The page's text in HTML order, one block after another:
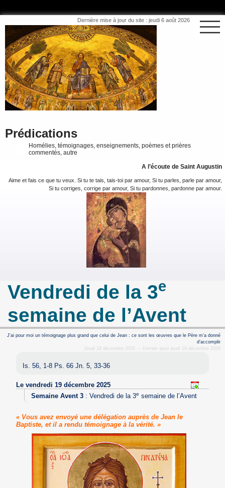
Dernière mise à jour du site : jeudi 6 août 2026
Prédications
Homélies, témoignages, enseignements, poèmes et prières
commentés, autre
A l’écoute de Saint Augustin
Aime et fais ce que tu veux. Si tu te tais, tais-toi par amour, Si tu parles, parle par amour,
Si tu corriges, corrige par amour, Si tu pardonnes, pardonne par amour.
Vendredi de la 3e
semaine de l’Avent
J’ai pour moi un témoignage plus grand que celui de Jean : ce sont les œuvres que le Père m’a donné
d’accomplir
Jeudi 18 décembre 2025 — Dernier ajout jeudi 19 décembre 2024
Is. 56, 1-8 Ps. 66 Jn. 5, 33-36
Le vendredi 19 décembre 2025
Semaine Avent 3: Vendredi de la 3e semaine de l’Avent
« Vous avez envoyé une délégation auprès de Jean le
Baptiste, et il a rendu témoignage à la vérité. »